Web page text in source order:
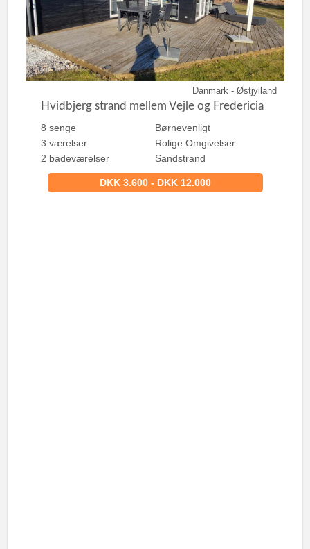
Danmark - Østjylland
Hvidbjerg strand mellem Vejle og Fredericia
8 senge
3 værelser
2 badeværelser
Børnevenligt
Rolige Omgivelser
Sandstrand
DKK 3.600 - DKK 12.000